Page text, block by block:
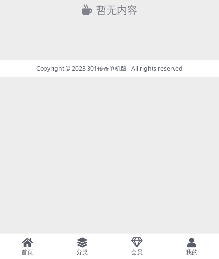
暂无内容
Copyright © 2023301传奇单机版 - All rights reserved
首页 分类 会员 我的